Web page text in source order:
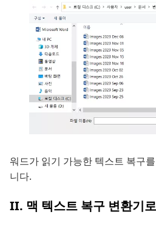
워드가 읽기 가능한 텍스트 복구
니다.
II. 맥 텍스트 복구 변환기